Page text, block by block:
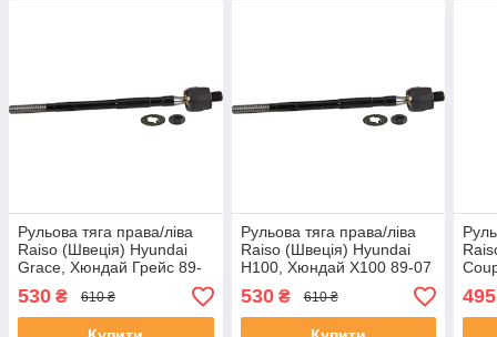
Рульова тяга права/ліва
Raiso (Швеція) Hyundai
Grace, Хюндай Грейс 89-
07 #RL-577400H
UALLONR4
530 ₴ 610 ₴
Рульова тяга права/ліва
Raiso (Швеція) Hyundai
H100, Хюндай Х100 89-07
#RL-577400H UACRNDP4
530₴ 610 ₴
89-
495